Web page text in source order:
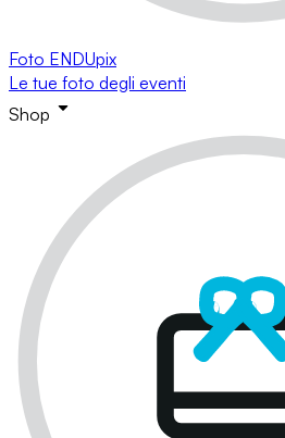
Foto ENDUpix
Le tue foto degli eventi
Shop